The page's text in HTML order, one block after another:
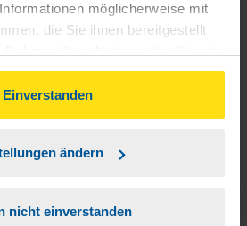
möglicherweise mit
die Sie ihnen bereitgestellt
Sie auf Einverstanden klicken,
von Cookies, gemäß
Einverstanden
ändern
nicht einverstanden
Kontaktformulars erkläre ich
Anliegens sowie zur internen
verwendet werden.
habe ich zur
Kristin Lehmann wird sich danach